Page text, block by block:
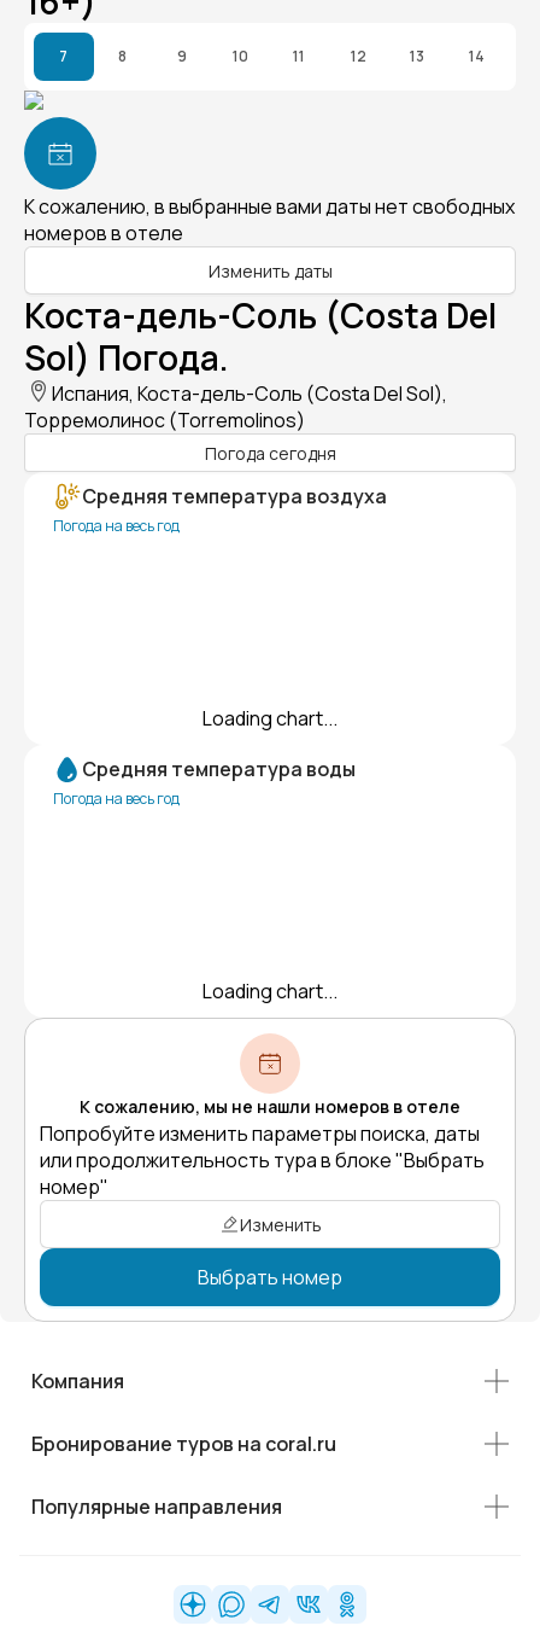
7 8 9 10 11 12 13 14
К сожалению, в выбранные вами даты нет свободных
номеров в отеле
Изменить даты
Коста-дель-Соль (Costa Del
Sol) Погода.
Испания, Коста-дель-Соль (Costa Del Sol),
Торремолинос (Torremolinos)
Погода сегодня
Средняя температура воздуха
Погода на весь год
Loading chart...
Средняя температура воды
Погода на весь год
Loading chart...
К сожалению, мы не нашли номеров в отеле
Попробуйте изменить параметры поиска, даты
или продолжительность тура в блоке "Выбрать
номер"
Изменить
Выбрать номер
Компания
Бронирование туров на coral.ru
Популярные направления